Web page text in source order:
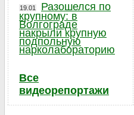
19.01
Разошелся по
крупному: в
Волгограде
накрыли крупную
подпольную
нарколабораторию
Все
видеорепортажи